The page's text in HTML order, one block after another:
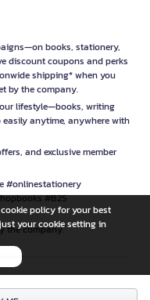
books, stationery,
discount coupons and perks
shipping* when you
by the company.
lifestyle—books, writing
anytime, anywhere with
and exclusive member
#onlinestationery
#B2S
the company.
policy for your best
your cookie setting in